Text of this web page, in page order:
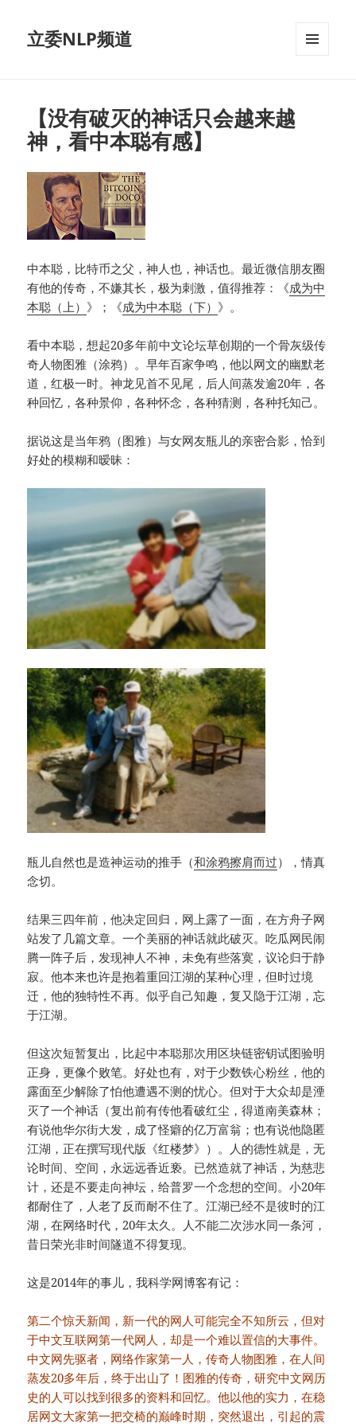
立委NLP频道
【没有破灭的神话只会越来越
神，看中本聪有感】
中本聪，比特币之父，神人也，神话也。最近微信朋友圈
有他的传奇，不嫌其长，极为刺激，值得推荐：《成为中
本聪（上） 》；《成为中本聪（下） 》。
看中本聪，想起20多年前中文论坛草创期的一个骨灰级传
奇人物图雅（涂鸦）。早年百家争鸣，他以网文的幽默老
道，红极一时。神龙见首不见尾，后人间蒸发逾20年，各
种回忆，各种景仰，各种怀念，各种猜测，各种托知己。
据说这是当年鸦（图雅）与女网友瓶儿的亲密合影，恰到
好处的模糊和暧昧：
瓶儿自然也是造神运动的推手（和涂鸦擦肩而过），情真
念切。
结果三四年前，他决定回归，网上露了一面，在方舟子网
站发了几篇文章。一个美丽的神话就此破灭。吃瓜网民闹
腾一阵子后，发现神人不神，未免有些落寞，议论归于静
寂。他本来也许是抱着重回江湖的某种心理，但时过境
迁，他的独特性不再。似乎自己知趣，复又隐于江湖，忘
于江湖。
但这次短暂复出，比起中本聪那次用区块链密钥试图验明
正身，更像个败笔。好处也有，对于少数铁心粉丝，他的
露面至少解除了怕他遭遇不测的忧心。但对于大众却是湮
灭了一个神话（复出前有传他看破红尘，得道南美森林；
有说他华尔街大发，成了怪癖的亿万富翁；也有说他隐匿
江湖，正在撰写现代版《红楼梦》）。人的德性就是，无
论时间、空间，永远远香近亵。已然造就了神话，为慈悲
计，还是不要走向神坛，给普罗一个念想的空间。小20年
都耐住了，人老了反而耐不住了。江湖已经不是彼时的江
湖，在网络时代，20年太久。人不能二次涉水同一条河，
昔日荣光非时间隧道不得复现。
这是2014年的事儿，我科学网博客有记：
第二个惊天新闻，新一代的网人可能完全不知所云，但对
于中文互联网第一代网人，却是一个难以置信的大事件。
中文网先驱者，网络作家第一人，传奇人物图雅，在人间
蒸发20多年后，终于出山了！图雅的传奇，研究中文网历
史的人可以找到很多的资料和回忆。他以他的实力，在稳
居网文大家第一把交椅的巅峰时期，突然退出，引起的震